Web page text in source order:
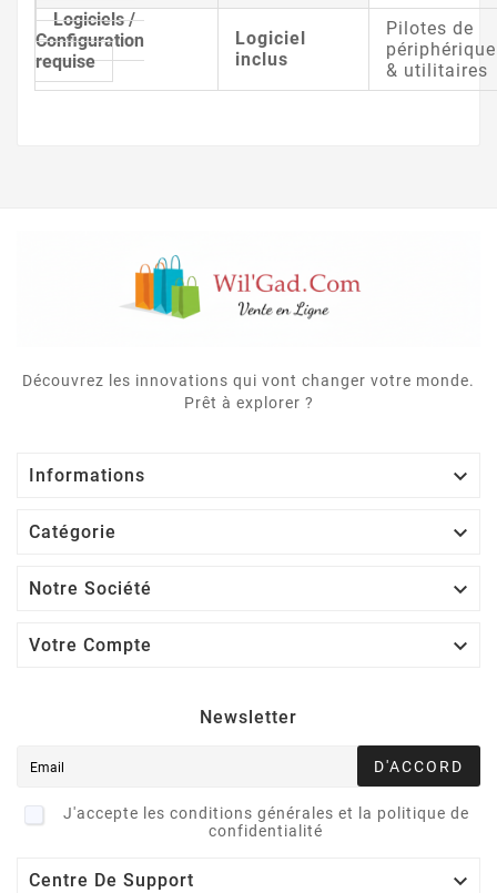
Logiciels /
Configuration
requise
Logiciel
inclus
Pilotes de
périphérique
& utilitaires
Découvrez les innovations qui vont changer votre monde.
Prêt à explorer ?
Informations 
Catégorie 
Notre Société 
Votre Compte 
Newsletter
D'ACCORD
J'accepte les conditions générales et la politique de
confidentialité
Centre De Support 